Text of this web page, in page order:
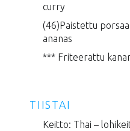
curry
(46)Paistettu
ananas
*** Friteerattu
TIISTAI
Keitto: Thai –